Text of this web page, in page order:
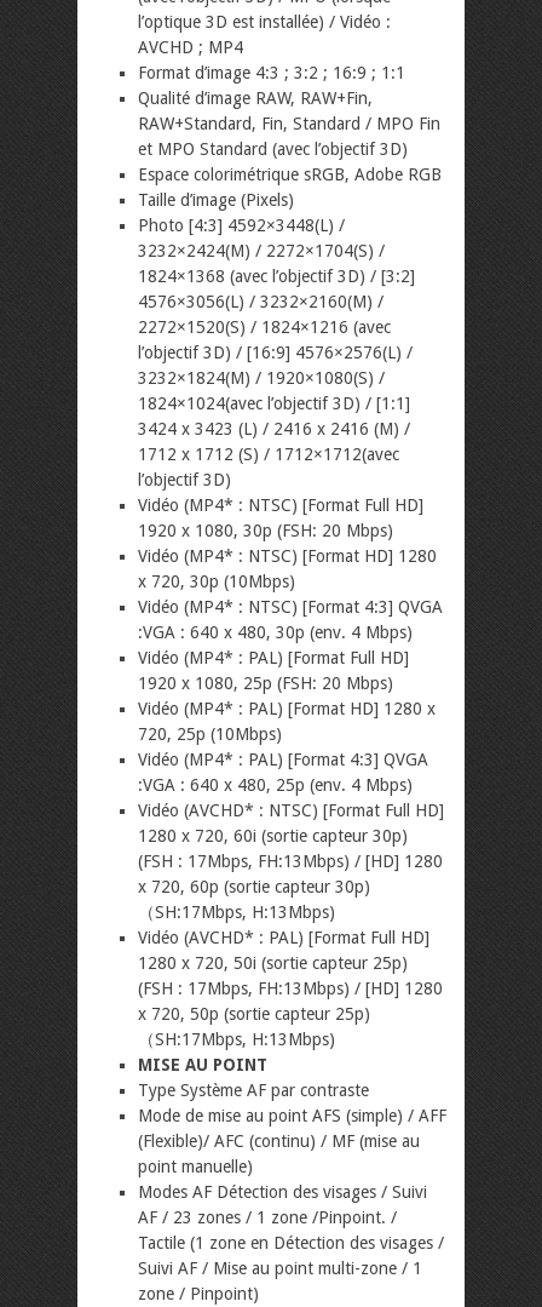
l’optique 3D est installée) / Vidéo :
AVCHD ; MP4
Format d’image 4:3 ; 3:2 ; 16:9 ; 1:1
Qualité d’image RAW, RAW+Fin,
RAW+Standard, Fin, Standard / MPO Fin
et MPO Standard (avec l’objectif 3D)
Espace colorimétrique sRGB, Adobe RGB
Taille d’image (Pixels)
Photo [4:3] 4592×3448(L) /
3232×2424(M) / 2272×1704(S) /
1824×1368 (avec l’objectif 3D) / [3:2]
4576×3056(L) / 3232×2160(M) /
2272×1520(S) / 1824×1216 (avec
l’objectif 3D) / [16:9] 4576×2576(L) /
3232×1824(M) / 1920×1080(S) /
1824×1024(avec l’objectif 3D) / [1:1]
3424 x 3423 (L) / 2416 x 2416 (M) /
1712 x 1712 (S) / 1712×1712(avec
l’objectif 3D)
Vidéo (MP4* : NTSC) [Format Full HD]
1920 x 1080, 30p (FSH: 20 Mbps)
Vidéo (MP4* : NTSC) [Format HD] 1280
x 720, 30p (10Mbps)
Vidéo (MP4* : NTSC) [Format 4:3] QVGA
:VGA : 640 x 480, 30p (env. 4 Mbps)
Vidéo (MP4* : PAL) [Format Full HD]
1920 x 1080, 25p (FSH: 20 Mbps)
Vidéo (MP4* : PAL) [Format HD] 1280 x
720, 25p (10Mbps)
Vidéo (MP4* : PAL) [Format 4:3] QVGA
:VGA : 640 x 480, 25p (env. 4 Mbps)
Vidéo (AVCHD* : NTSC) [Format Full HD]
1280 x 720, 60i (sortie capteur 30p)
(FSH : 17Mbps, FH:13Mbps) / [HD] 1280
x 720, 60p (sortie capteur 30p)
（SH:17Mbps, H:13Mbps)
Vidéo (AVCHD* : PAL) [Format Full HD]
1280 x 720, 50i (sortie capteur 25p)
(FSH : 17Mbps, FH:13Mbps) / [HD] 1280
x 720, 50p (sortie capteur 25p)
（SH:17Mbps, H:13Mbps)
MISE AU POINT
Type Système AF par contraste
Mode de mise au point AFS (simple) / AFF
(Flexible)/ AFC (continu) / MF (mise au
point manuelle)
Modes AF Détection des visages / Suivi
AF / 23 zones / 1 zone /Pinpoint. /
Tactile (1 zone en Détection des visages /
Suivi AF / Mise au point multi-zone / 1
zone / Pinpoint)